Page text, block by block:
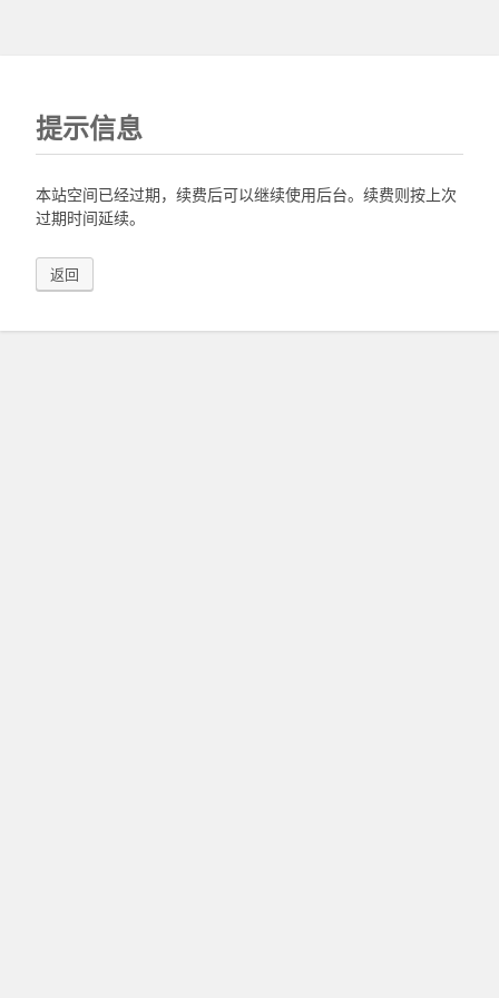
提示信息
本站空间已经过期，续费后可以继续使用后台。续费则按上次
过期时间延续。
返回